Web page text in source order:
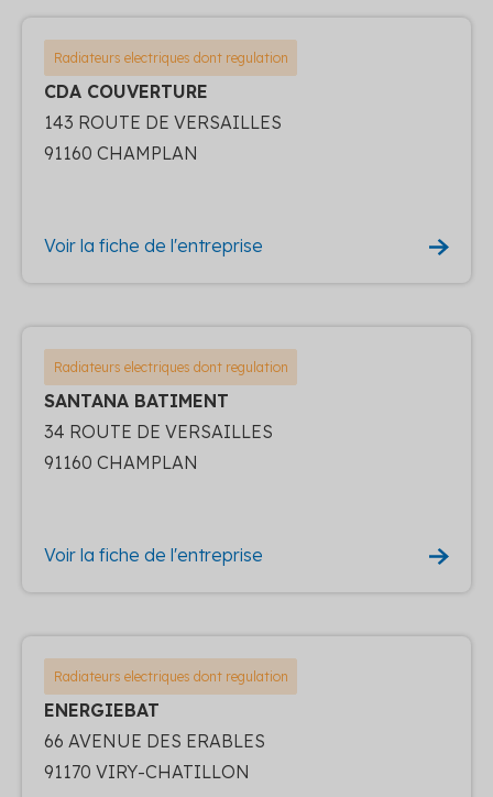
Radiateurs electriques dont regulation
CDA COUVERTURE
143 ROUTE DE VERSAILLES
91160 CHAMPLAN
Voir la fiche de l'entreprise
Radiateurs electriques dont regulation
SANTANA BATIMENT
34 ROUTE DE VERSAILLES
91160 CHAMPLAN
Voir la fiche de l'entreprise
Radiateurs electriques dont regulation
ENERGIEBAT
66 AVENUE DES ERABLES
91170 VIRY-CHATILLON